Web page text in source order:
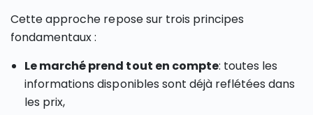
Cette approche repose sur trois principes
fondamentaux :
Le marché prend tout en compte: toutes les
informations disponibles sont déjà reflétées dans
les prix,